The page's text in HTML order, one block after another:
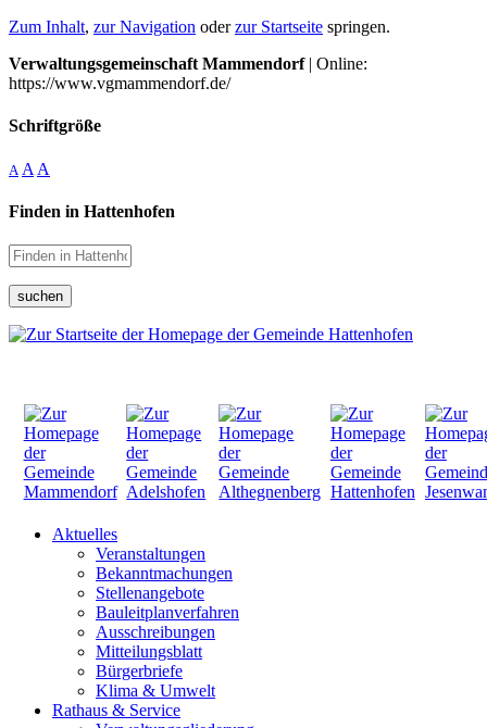
Zum Inhalt, zur Navigation oderzur Startseite springen.
Verwaltungsgemeinschaft Mammendorf| Online:
https://www.vgmammendorf.de/
Schriftgröße
A A A
Finden in Hattenhofen
suchen
Aktuelles
Veranstaltungen
Bekanntmachungen
Stellenangebote
Bauleitplanverfahren
Ausschreibungen
Mitteilungsblatt
Bürgerbriefe
Klima & Umwelt
Rathaus & Service